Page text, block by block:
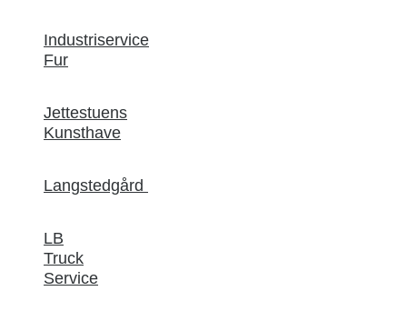
Industriservice
Fur
Jettestuens
Kunsthave
Langstedgård
LB
Truck
Service